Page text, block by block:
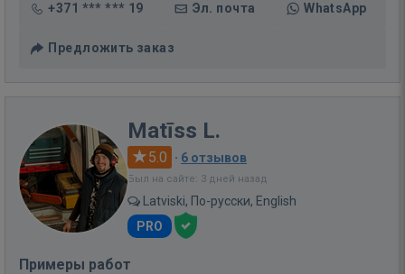
+371 *** *** 19 Эл. почта WhatsApp
Предложить заказ
Matīss L.
5.0 · 6 отзывов
Был на сайте: 3 дней назад
Latviski, По-русски, English
PRO
Примеры работ